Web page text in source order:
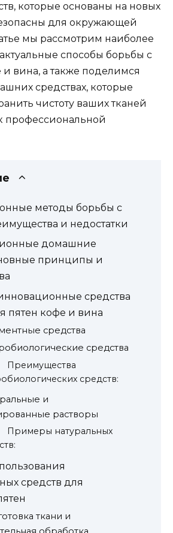
которые основаны на новых
для окружающей
мы рассмотрим наиболее
способы борьбы с
и вина, а также поделимся
средствах, которые
чистоту ваших тканей
профессиональной
методы борьбы с
и недостатки
домашние
принципы и
средства
пятен кофе и вина
средства
средства
Преимущества
средств:
и
растворы
Примеры натуральных
средств для
ткани и